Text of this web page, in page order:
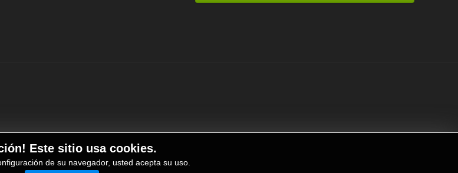
Este sitio usa cookies.
de su navegador, usted acepta su uso.